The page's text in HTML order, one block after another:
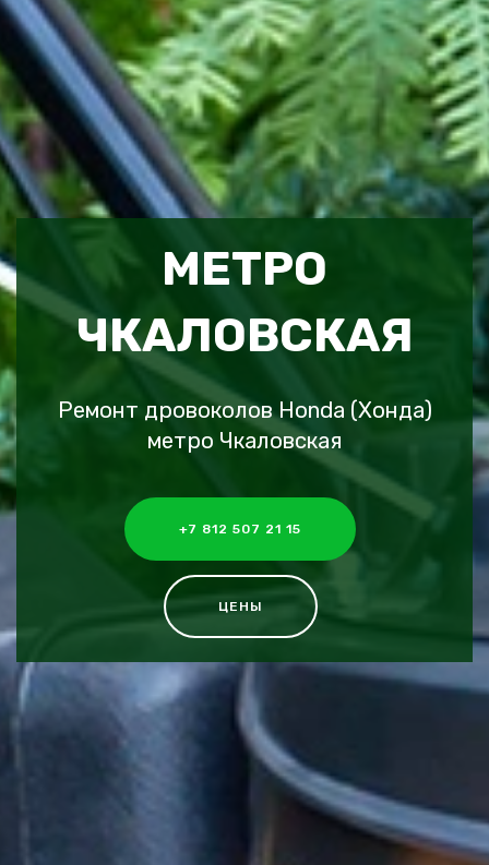
МЕТРО
ЧКАЛОВСКАЯ
Ремонт дровоколов Honda (Хонда)
метро Чкаловская
+7 812 507 21 15
ЦЕНЫ